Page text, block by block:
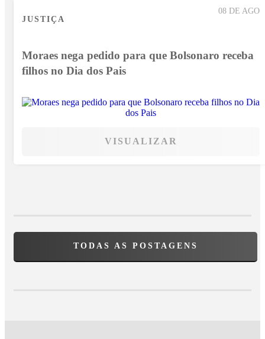
08 DE AGO
JUSTIÇA
Moraes nega pedido para que Bolsonaro receba
filhos no Dia dos Pais
VISUALIZAR
TODAS AS POSTAGENS